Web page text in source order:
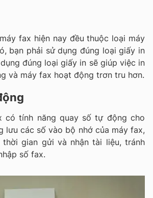
fax hiện nay đều thuộc loại máy
bạn phải sử dụng đúng loại giấy in
đúng loại giấy in sẽ giúp việc in
và máy fax hoạt động trơn tru hơn.
có tính năng quay số tự động cho
lưu các số vào bộ nhớ của máy fax,
gian gửi và nhận tài liệu, tránh
số fax.